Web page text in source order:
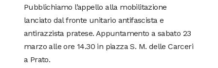
Pubblichiamo l’appello alla mobilitazione
lanciato dal fronte unitario antifascista e
antirazzista pratese. Appuntamento a sabato 23
marzo alle ore 14.30 in piazza S. M. delle Carceri
a Prato.